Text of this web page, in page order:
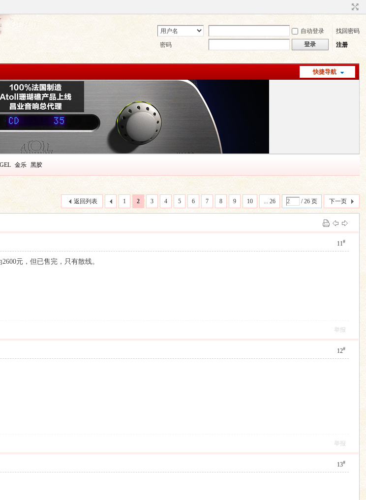
自动登录
找回密码
密码
登录 注册
快捷导航
金乐 黑胶
1 2 3 4 5 6 7 8 9 10 ... 26 / 26 页 下一页
返回列表
11#
元，但已售完，只有散线。
举报
12#
举报
13#